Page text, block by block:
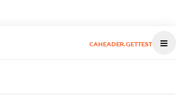
CAHEADER.GETTEST